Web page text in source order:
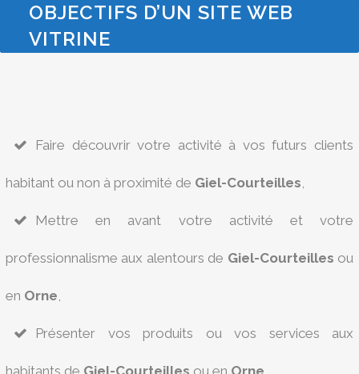
OBJECTIFS D’UN SITE WEB
VITRINE
Faire découvrir votre activité à vos futurs clients
habitant ou non à proximité de Giel-Courteilles,
Mettre en avant votre activité et votre
professionnalisme aux alentours de Giel-Courteilles ou
en Orne,
Présenter vos produits ou vos services aux
habitants de Giel-Courteilles ou en Orne